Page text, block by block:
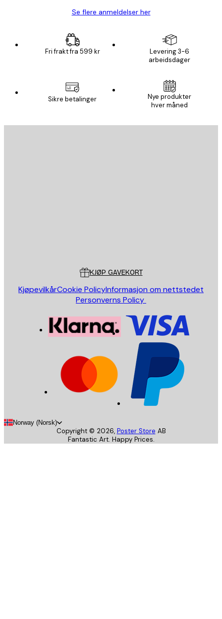
Se flere anmeldelser her
Fri frakt fra 599 kr
Levering 3-6
arbeidsdager
Sikre betalinger
Nye produkter
hver måned
KJØP GAVEKORT
KjøpevilkårCookie PolicyInformasjon om nettstedet
Personverns Policy
Norway (Norsk)
Copyright © 2026, Poster Store AB
Fantastic Art. Happy Prices.